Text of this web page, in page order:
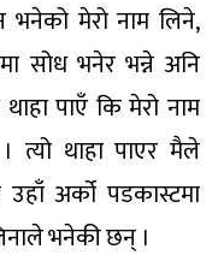
भनेको मेरो नाम लिने,
सोध भनेर भन्ने अनि
पाएँ कि मेरो नाम
थाहा पाएर मैले
अर्को पडकास्टमा
भनेकी छन् ।